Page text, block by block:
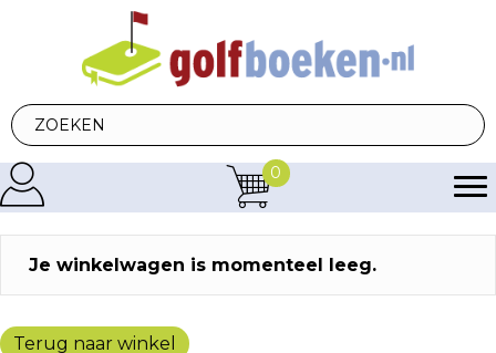
0
Je winkelwagen is momenteel leeg.
Terug naar winkel